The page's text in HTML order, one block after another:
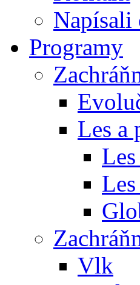
Napísali
Programy
Les a
Vlk